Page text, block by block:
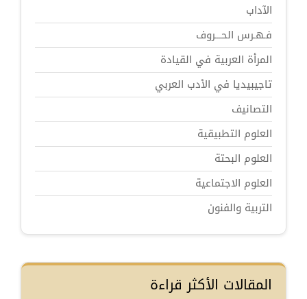
الآداب
فـهـرس الحـــروف
المرأة العربية في القيادة
تاجيبيديا في الأدب العربي
التصانيف
العلوم التطبيقية
العلوم البحتة
العلوم الاجتماعية
التربية والفنون
المقالات الأكثر قراءة